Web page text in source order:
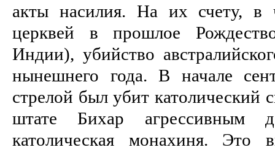
акты насилия. На их счету, в
церквей в прошлое
Индии), убий­ство
нынешнего года. В начале
стрелой был убит католический
штате Бихар аг­рессивным
католическая монахиня. Это